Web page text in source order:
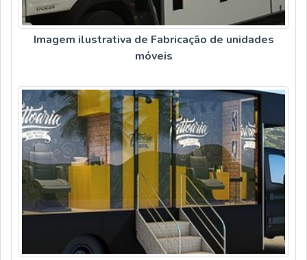
Imagem ilustrativa de Fabricação de unidades
móveis